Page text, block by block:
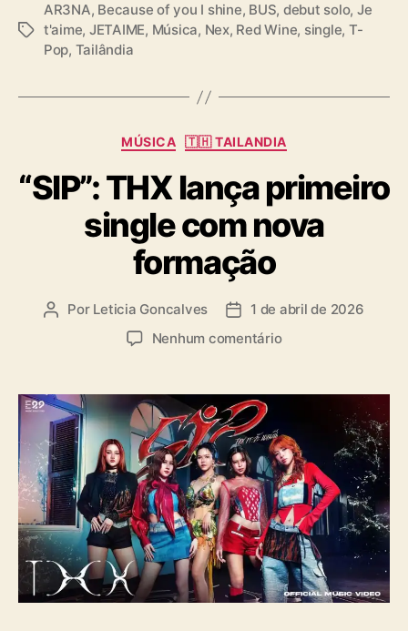
T
AR3NA, Because of you I shine, BUS, debut solo, Je
t'aime, JETAIME, Música, Nex, Red Wine, single, T-
Pop, Tailândia
C
t
e
g
o
r
i
s
MÚSICA 🇹🇭 TAILANDIA
“SIP”: THX lança primeiro
single com nova
formação
A
r
d
o
p
o
s
t
Por Leticia Goncalves
D
d
e
p
u
b
l
i
c
a
ç
ã
1 de abril de 2026
Nenhum comentárioe
S
P
”
:
T
H
X
l
a
n